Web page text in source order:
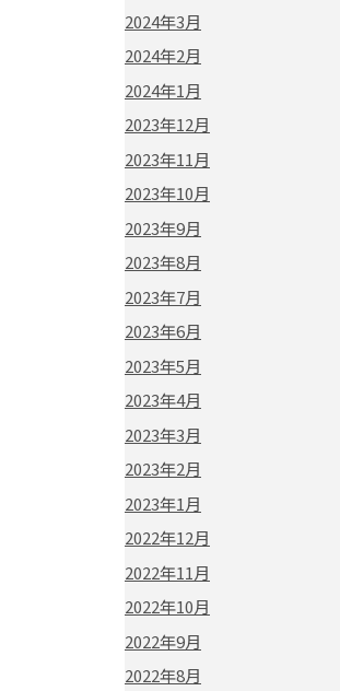
2024年3月
2024年2月
2024年1月
2023年12月
2023年11月
2023年10月
2023年9月
2023年8月
2023年7月
2023年6月
2023年5月
2023年4月
2023年3月
2023年2月
2023年1月
2022年12月
2022年11月
2022年10月
2022年9月
2022年8月